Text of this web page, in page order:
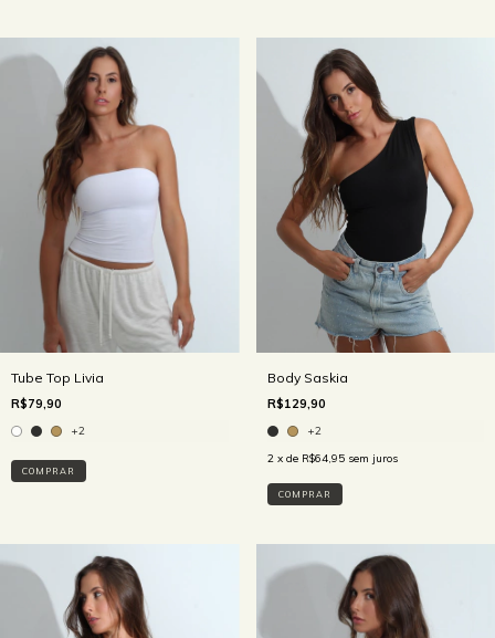
Tube Top Livia
R$79,90
+2
COMPRAR
Body Saskia
R$129,90
+2
2 x de R$64,95 sem juros
COMPRAR